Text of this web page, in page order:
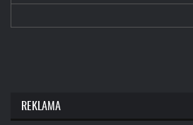
REKLAMA